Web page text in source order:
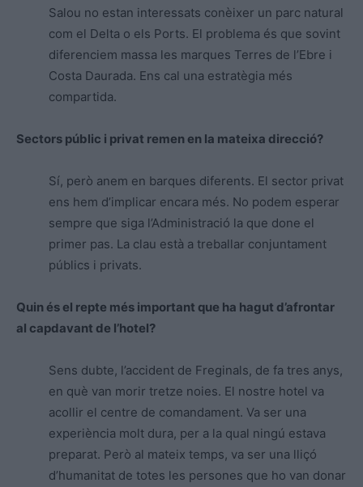
Salou no estan interessats conèixer un parc natural
com el Delta o els Ports. El problema és que sovint
diferenciem massa les marques Terres de l’Ebre i
Costa Daurada. Ens cal una estratègia més
compartida.
Sectors públic i privat remen en la mateixa direcció?
Sí, però anem en barques diferents. El sector privat
ens hem d’implicar encara més. No podem esperar
sempre que siga l’Administració la que done el
primer pas. La clau està a treballar conjuntament
públics i privats.
Quin és el repte més important que ha hagut d’afrontar
al capdavant de l’hotel?
Sens dubte, l’accident de Freginals, de fa tres anys,
en què van morir tretze noies. El nostre hotel va
acollir el centre de comandament. Va ser una
experiència molt dura, per a la qual ningú estava
preparat. Però al mateix temps, va ser una lliçó
d’humanitat de totes les persones que ho van donar